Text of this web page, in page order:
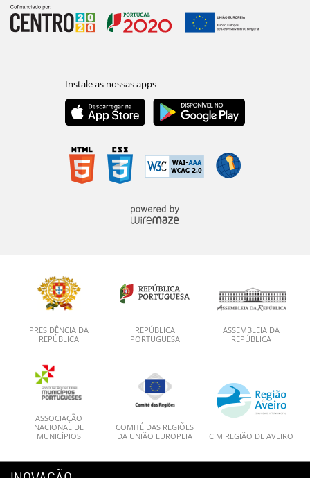
PRESIDÊNCIA DA
REPÚBLICA
REPÚBLICA
PORTUGUESA
ASSEMBLEIA DA
REPÚBLICA
ASSOCIAÇÃO
NACIONAL DE
MUNICÍPIOS
COMITÉ DAS REGIÕES
DA UNIÃO EUROPEIA
CIM REGIÃO DE AVEIRO